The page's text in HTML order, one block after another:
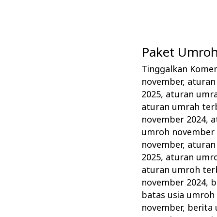
Paket
Tinggalkan
november,
2025, aturan
aturan umrah
november 2024,
umroh november
november,
2025, aturan
aturan umroh
november 2024,
batas usia
november, berita
Paket
Umroh
November
Tahun
ini
Lengkap
Alhijaz
Indowisata